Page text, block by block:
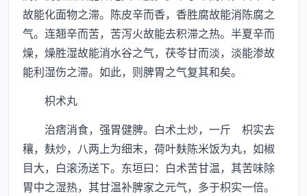
故能化面物之滞。陈皮辛而香，香胜腐故能消陈腐之
气。连翘辛而苦，苦泻火故能去积滞之热。半夏辛而
燥，燥胜湿故能消水谷之气，茯苓甘而淡，淡能渗故
能利湿伤之滞。如此，则脾胃之气复其和矣。
枳术丸
治痞消食，强胃健脾。白术土炒，一斤 枳实去
穰，麸炒，八两上为细末，荷叶麸陈米饭为丸，如椒
目大，白滚汤送下。东垣曰：白术苦甘温，其苦味除
胃中之湿热，其甘温补脾家之元气，多于枳实一倍。